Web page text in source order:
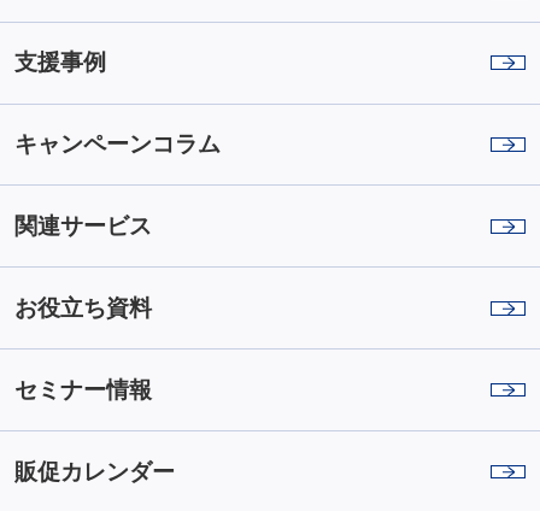
支援事例
キャンペーンコラム
関連サービス
お役立ち資料
セミナー情報
販促カレンダー